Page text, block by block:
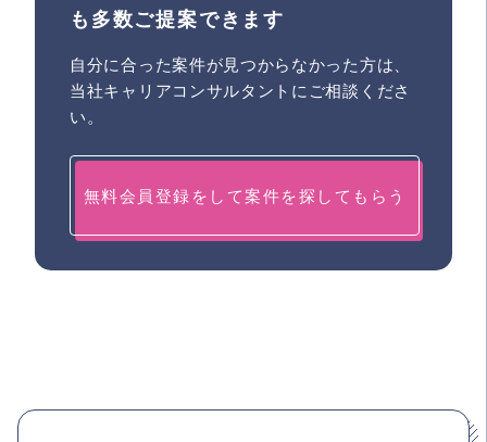
も多数ご提案できます
自分に合った案件が見つからなかった方は、
当社キャリアコンサルタントにご相談くださ
い。
無料会員登録をして案件を探してもらう